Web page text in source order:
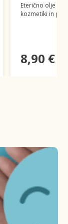
Eterično olje
kozmetiki in pri
8,90 €